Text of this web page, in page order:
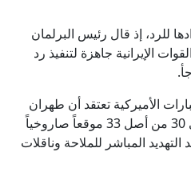
للرد، إذ قال رئيس البرلمان
الإيرانية جاهزة لتنفيذ رد
الأميركية تعتقد أن طهران
استعادت الوصول العملياتي إلى 30 من أصل 33 موقعاً صاروخياً
المباشر للملاحة وناقلات